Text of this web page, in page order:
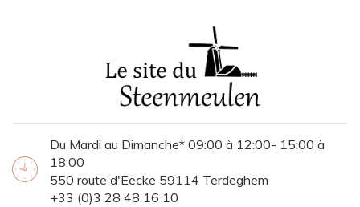
Du Mardi au Dimanche* 09:00 à 12:00- 15:00 à
18:00
550 route d'Eecke 59114 Terdeghem
+33 (0)3 28 48 16 10